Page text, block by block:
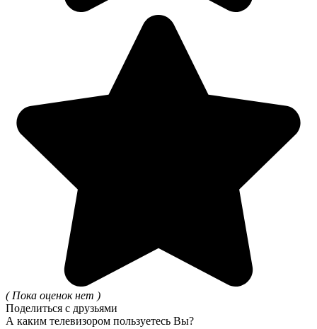
( Пока оценок нет )
Поделиться с друзьями
А каким телевизором пользуетесь Вы?